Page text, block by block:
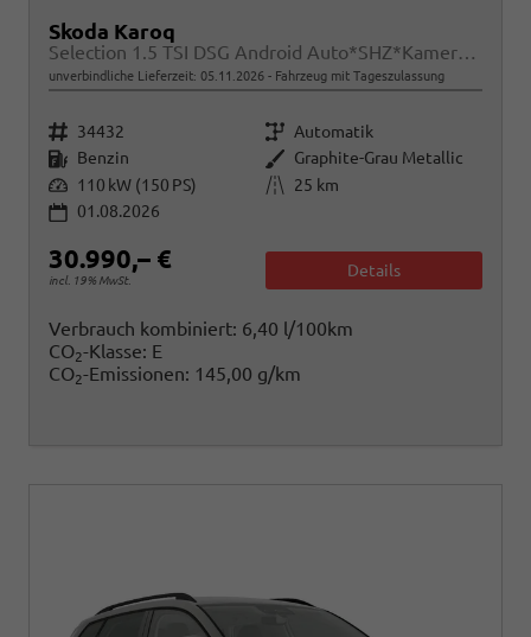
Skoda Karoq
Selection 1.5 TSI DSG Android Auto*SHZ*Kamera*PDC v/h*Klimaauto*SUNSET*LED
unverbindliche Lieferzeit: 05.11.2026 Fahrzeug mit Tageszulassung
Fahrzeugnr. 34432 Getriebe Automatik
Kraftstoff Benzin Außenfarbe Graphite-Grau Metallic
Leistung 110 kW (150 PS) Kilometerstand
25 km
01.08.2026
30.990,– €
incl. 19% MwSt.
Details
Verbrauch kombiniert: 6,40 l/100km
CO2-Klasse: E
CO2-Emissionen: 145,00 g/km